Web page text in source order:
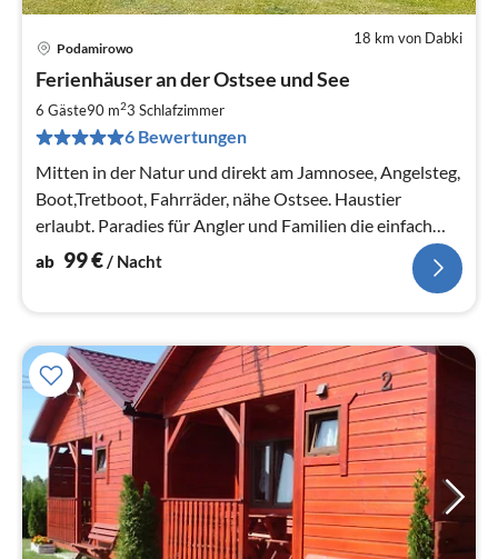
18 km von Dabki
Podamirowo
Ferienhäuser an der Ostsee und See
6 Gäste90 m23 Schlafzimmer
6 Bewertungen
Mitten in der Natur und direkt am Jamnosee, Angelsteg,
Boot,Tretboot, Fahrräder, nähe Ostsee. Haustier
erlaubt. Paradies für Angler und Familien die einfach
Ruhe suchen.
ab 99€/ Nacht